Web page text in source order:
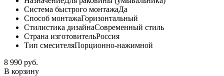
Система быстрого монтажаДа
Способ монтажаГоризонтальный
Стилистика дизайнаСовременный стиль
Страна изготовительРоссия
Тип смесителяПорционно-нажимной
8 990 руб.
В корзину